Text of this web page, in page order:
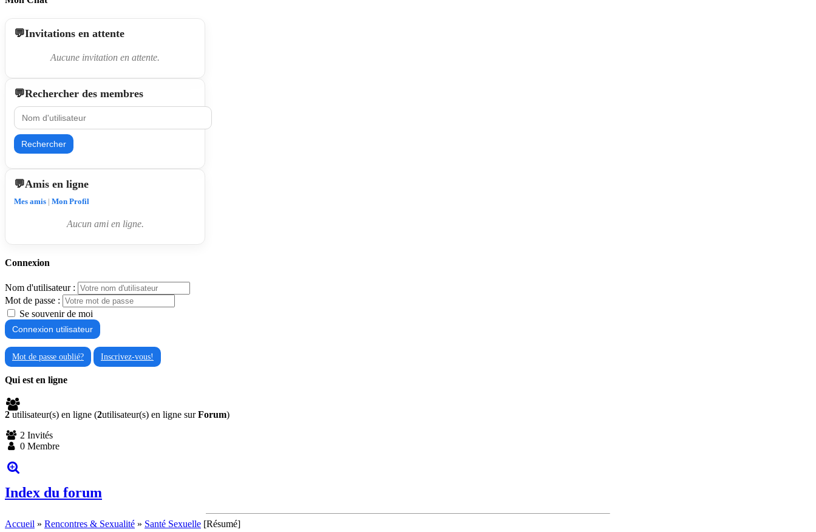
Invitations en attente
Aucune invitation en attente.
Rechercher des membres
Rechercher
Amis en ligne
Mes amis | Mon Profil
Aucun ami en ligne.
Connexion
Nom d'utilisateur :
Mot de passe :
Se souvenir de moi
Mot de passe oublié? Inscrivez-vous!
Qui est en ligne
2 utilisateur(s) en ligne (2utilisateur(s) en ligne surForum)
2 Invités
0 Membre
Index du forum
Accueil » Rencontres & Sexualité » Santé Sexuelle [Résumé]